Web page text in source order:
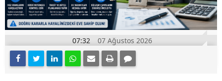
07:32 07 Ağustos 2026